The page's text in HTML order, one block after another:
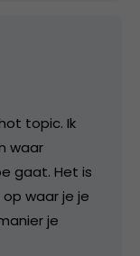
topic. Ik
waar
gaat. Het is
waar je je
je